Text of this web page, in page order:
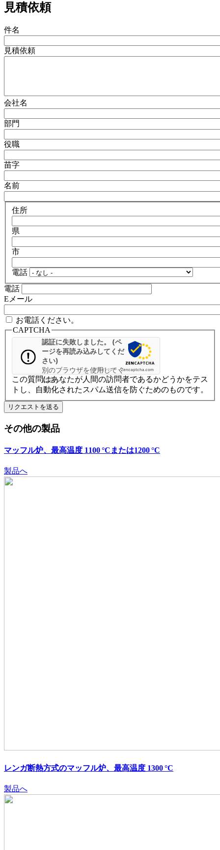
見積依頼
件名
見積依頼
会社名
部門
役職
苗字
名前
住所
県
市
電話
電話
Eメール
お電話ください。
CAPTCHA
認証に失敗しました。 (ペ
ージを再読み込みしてくだ
さい)
別のブラウザを使用してく
ださい
プライバシー -Zencaptcha.com
この質問はあなたが人間の訪問者であるかどうかをテス
トし、自動化されたスパム送信を防ぐためのものです。
その他の製品
マッフル炉、最高温度 1100 °Cまたは1200 °C
製品へ
レンガ断熱方式のマッフル炉、最高温度 1300 °C
製品へ